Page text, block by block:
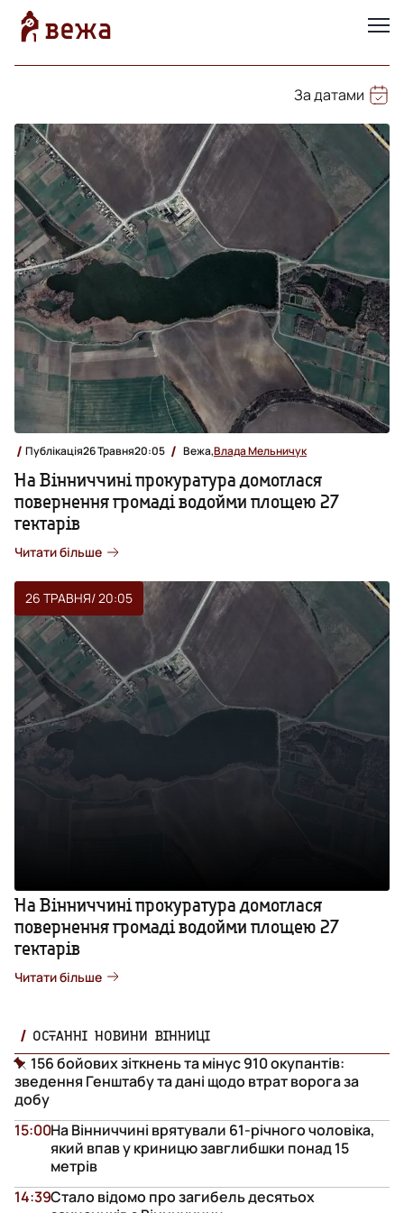
За датами
Публікація26 Травня20:05 Вежа,Влада Мельничук
На Вінниччині прокуратура домоглася
повернення громаді водойми площею 27
гектарів
Читати більше
26 ТРАВНЯ/ 20:05
На Вінниччині прокуратура домоглася
повернення громаді водойми площею 27
гектарів
Читати більше
ОСТАННІ НОВИНИ ВІННИЦІ
156 бойових зіткнень та мінус 910 окупантів:
зведення Генштабу та дані щодо втрат ворога за
добу
На Вінниччині врятували 61-річного чоловіка,
який впав у криницю завглибшки понад 15
метрів
15:00
Стало відомо про загибель десятьох
14:39